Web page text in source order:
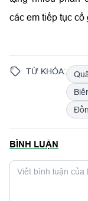
các em tiếp tục
TỪ KHÓA:
BÌNH LUẬN